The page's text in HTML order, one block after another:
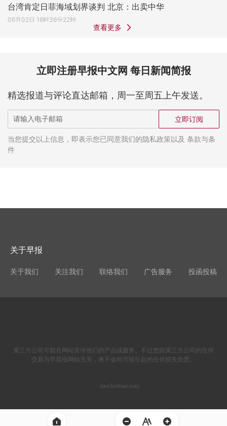
台湾肯定日菲海域划界谈判 北京：出卖中华
06月02日 16时36分22秒
查看更多
立即注册早报中文网 每日新闻简报
精选报道与评论直达邮箱，周一至周五上午发送。
立即订阅
当您提交以上信息，即表示您已同意我们的隐私政策以及 条款与条
件
关于早报
关于我们 关注我们 联络我们 广告服务 投函投稿
第三方公司可能在网站宣传他们的产品或服务。不过您跟第三方公司的任何
交易与早晨报网站无关，将不会对可能引起的任何损失负责。
zaochenbao.com